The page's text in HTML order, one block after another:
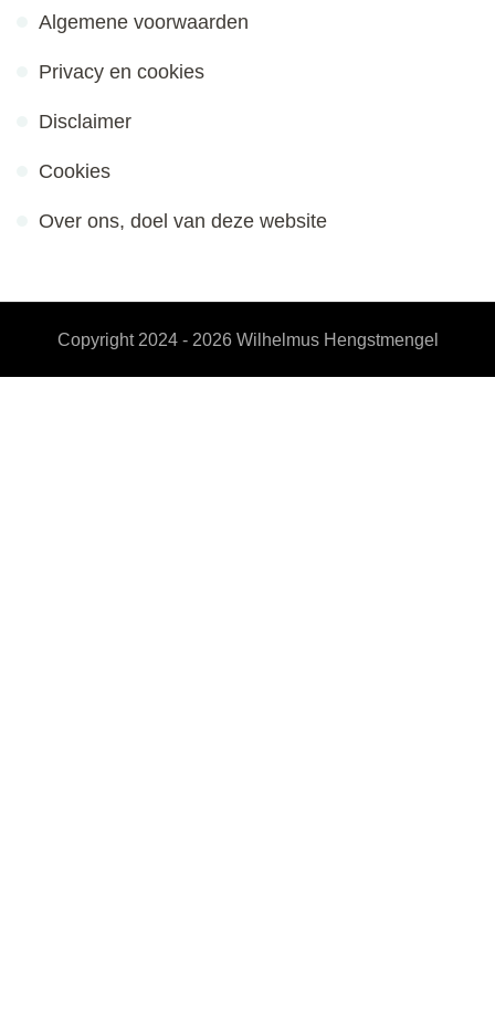
Algemene voorwaarden
Privacy en cookies
Disclaimer
Cookies
Over ons, doel van deze website
Copyright 2024 - 2026 Wilhelmus Hengstmengel